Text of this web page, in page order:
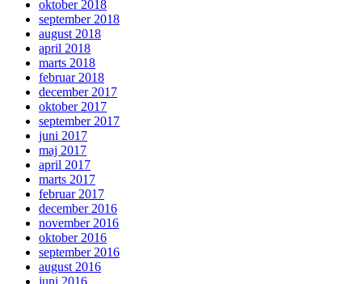
oktober 2018
september 2018
august 2018
april 2018
marts 2018
februar 2018
december 2017
oktober 2017
september 2017
juni 2017
maj 2017
april 2017
marts 2017
februar 2017
december 2016
november 2016
oktober 2016
september 2016
august 2016
juni 2016